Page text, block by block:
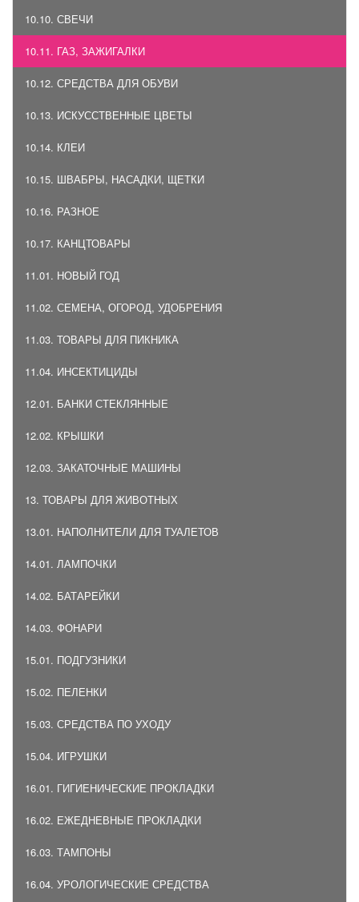
10.10. СВЕЧИ
10.11. ГАЗ, ЗАЖИГАЛКИ
10.12. СРЕДСТВА ДЛЯ ОБУВИ
10.13. ИСКУССТВЕННЫЕ ЦВЕТЫ
10.14. КЛЕИ
10.15. ШВАБРЫ, НАСАДКИ, ЩЕТКИ
10.16. РАЗНОЕ
10.17. КАНЦТОВАРЫ
11.01. НОВЫЙ ГОД
11.02. СЕМЕНА, ОГОРОД, УДОБРЕНИЯ
11.03. ТОВАРЫ ДЛЯ ПИКНИКА
11.04. ИНСЕКТИЦИДЫ
12.01. БАНКИ СТЕКЛЯННЫЕ
12.02. КРЫШКИ
12.03. ЗАКАТОЧНЫЕ МАШИНЫ
13. ТОВАРЫ ДЛЯ ЖИВОТНЫХ
13.01. НАПОЛНИТЕЛИ ДЛЯ ТУАЛЕТОВ
14.01. ЛАМПОЧКИ
14.02. БАТАРЕЙКИ
14.03. ФОНАРИ
15.01. ПОДГУЗНИКИ
15.02. ПЕЛЕНКИ
15.03. СРЕДСТВА ПО УХОДУ
15.04. ИГРУШКИ
16.01. ГИГИЕНИЧЕСКИЕ ПРОКЛАДКИ
16.02. ЕЖЕДНЕВНЫЕ ПРОКЛАДКИ
16.03. ТАМПОНЫ
16.04. УРОЛОГИЧЕСКИЕ СРЕДСТВА